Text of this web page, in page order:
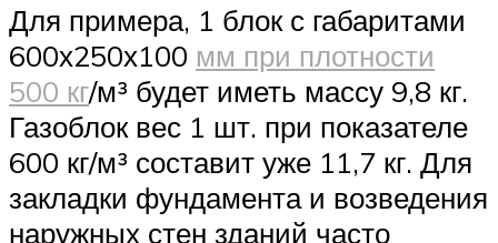
Для примера, 1 блок с габаритами
600х250х100 мм при плотности
500 кг/м³ будет иметь массу 9,8 кг.
Газоблок вес 1 шт. при показателе
600 кг/м³ составит уже 11,7 кг. Для
закладки фундамента и возведения
наружных стен зданий часто